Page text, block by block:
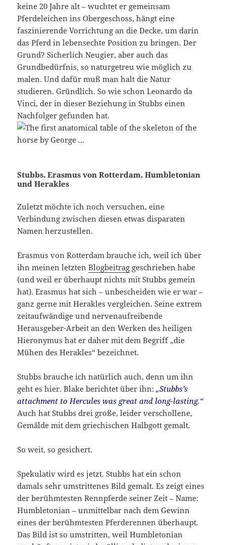
keine 20 Jahre alt – wuchtet er gemeinsam
Pferdeleichen ins Obergeschoss, hängt eine
faszinierende Vorrichtung an die Decke, um darin
das Pferd in lebensechte Position zu bringen. Der
Grund? Sicherlich Neugier, aber auch das
Grundbedürfnis, so naturgetreu wie möglich zu
malen. Und dafür muß man halt die Natur
studieren. Gründlich. So wie schon Leonardo da
Vinci, der in dieser Beziehung in Stubbs einen
Nachfolger gefunden hat.
Stubbs, Erasmus von Rotterdam, Humbletonian
und Herakles
Zuletzt möchte ich noch versuchen, eine
Verbindung zwischen diesen etwas disparaten
Namen herzustellen.
Erasmus von Rotterdam brauche ich, weil ich über
ihn meinen letztenBlogbeitrag geschrieben habe
(und weil er überhaupt nichts mit Stubbs gemein
hat). Erasmus hat sich – unbescheiden wie er war –
ganz gerne mit Herakles vergleichen. Seine extrem
zeitaufwändige und nervenaufreibende
Herausgeber-Arbeit an den Werken des heiligen
Hieronymus hat er daher mit dem Begriff „die
Mühen des Herakles“ bezeichnet.
Stubbs brauche ich natürlich auch, denn um ihn
geht es hier. Blake berichtet über ihn:„Stubbs’s
attachment to Hercules was great and long-lasting.“
Auch hat Stubbs drei große, leider verschollene,
Gemälde mit dem griechischen Halbgott gemalt.
So weit, so gesichert.
Spekulativ wird es jetzt. Stubbs hat ein schon
damals sehr umstrittenes Bild gemalt. Es zeigt eines
der berühmtesten Rennpferde seiner Zeit – Name:
Humbletonian – unmittelbar nach dem Gewinn
eines der berühmtesten Pferderennen überhaupt.
Das Bild ist so umstritten, weil Humbletonian